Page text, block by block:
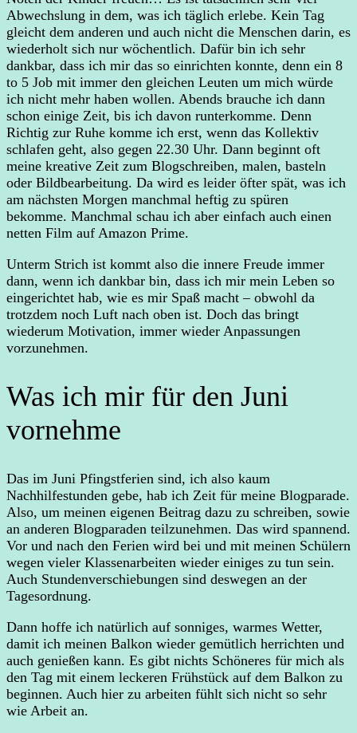
Abwechslung in dem, was ich täglich erlebe. Kein Tag
gleicht dem anderen und auch nicht die Menschen darin, es
wiederholt sich nur wöchentlich. Dafür bin ich sehr
dankbar, dass ich mir das so einrichten konnte, denn ein 8
to 5 Job mit immer den gleichen Leuten um mich würde
ich nicht mehr haben wollen. Abends brauche ich dann
schon einige Zeit, bis ich davon runterkomme. Denn
Richtig zur Ruhe komme ich erst, wenn das Kollektiv
schlafen geht, also gegen 22.30 Uhr. Dann beginnt oft
meine kreative Zeit zum Blogschreiben, malen, basteln
oder Bildbearbeitung. Da wird es leider öfter spät, was ich
am nächsten Morgen manchmal heftig zu spüren
bekomme. Manchmal schau ich aber einfach auch einen
netten Film auf Amazon Prime.
Unterm Strich ist kommt also die innere Freude immer
dann, wenn ich dankbar bin, dass ich mir mein Leben so
eingerichtet hab, wie es mir Spaß macht – obwohl da
trotzdem noch Luft nach oben ist. Doch das bringt
wiederum Motivation, immer wieder Anpassungen
vorzunehmen.
Was ich mir für den Juni
vornehme
Das im Juni Pfingstferien sind, ich also kaum
Nachhilfestunden gebe, hab ich Zeit für meine Blogparade.
Also, um meinen eigenen Beitrag dazu zu schreiben, sowie
an anderen Blogparaden teilzunehmen. Das wird spannend.
Vor und nach den Ferien wird bei und mit meinen Schülern
wegen vieler Klassenarbeiten wieder einiges zu tun sein.
Auch Stundenverschiebungen sind deswegen an der
Tagesordnung.
Dann hoffe ich natürlich auf sonniges, warmes Wetter,
damit ich meinen Balkon wieder gemütlich herrichten und
auch genießen kann. Es gibt nichts Schöneres für mich als
den Tag mit einem leckeren Frühstück auf dem Balkon zu
beginnen. Auch hier zu arbeiten fühlt sich nicht so sehr
wie Arbeit an.